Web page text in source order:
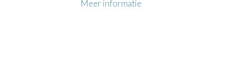
Meer informatie